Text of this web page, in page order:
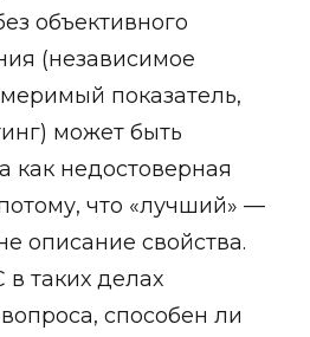
объективного
(независимое
показатель,
может быть
как недостоверная
что «лучший» —
описание свойства.
таких делах
способен ли